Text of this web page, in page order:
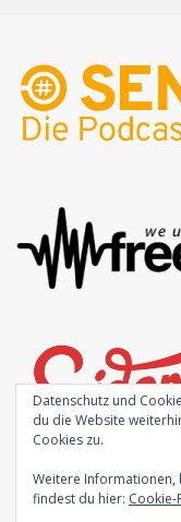
Datenschutz und
du die Website
Cookies zu.
Weitere Informationen,
findest du hier: Cookie-